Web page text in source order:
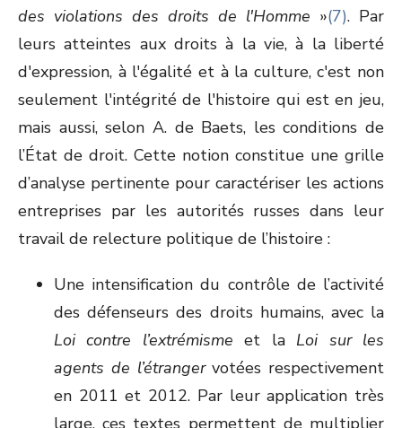
des violations des droits de l'Homme »(7). Par
leurs atteintes aux droits à la vie, à la liberté
d'expression, à l'égalité et à la culture, c'est non
seulement l'intégrité de l'histoire qui est en jeu,
mais aussi, selon A. de Baets, les conditions de
l’État de droit. Cette notion constitue une grille
d’analyse pertinente pour caractériser les actions
entreprises par les autorités russes dans leur
travail de relecture politique de l’histoire :
Une intensification du contrôle de l’activité
des défenseurs des droits humains, avec la
Loi contre l’extrémisme et la Loi sur les
agents de l’étrangervotées respectivement
en 2011 et 2012. Par leur application très
large, ces textes permettent de multiplier